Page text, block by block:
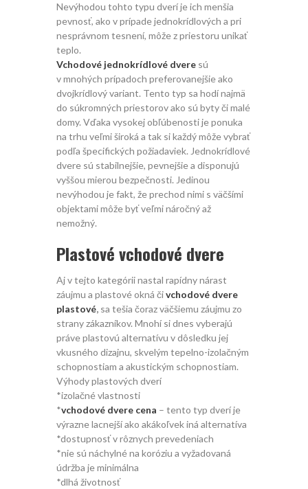
Nevýhodou tohto typu dverí je ich menšia
pevnosť, ako v prípade jednokrídlových a pri
nesprávnom tesnení, môže z priestoru unikať
teplo.
Vchodové jednokrídlové dveresú
v mnohých prípadoch preferovanejšie ako
dvojkrídlový variant. Tento typ sa hodí najmä
do súkromných priestorov ako sú byty či malé
domy. Vďaka vysokej obľúbenosti je ponuka
na trhu veľmi široká a tak si každý môže vybrať
podľa špecifických požiadaviek. Jednokrídlové
dvere sú stabilnejšie, pevnejšie a disponujú
vyššou mierou bezpečnosti. Jedinou
nevýhodou je fakt, že prechod nimi s väčšími
objektami môže byť veľmi náročný až
nemožný.
Plastové vchodové dvere
Aj v tejto kategórii nastal rapídny nárast
záujmu a plastové okná čivchodové dvere
plastové, sa tešia čoraz väčšiemu záujmu zo
strany zákazníkov. Mnohí si dnes vyberajú
práve plastovú alternatívu v dôsledku jej
vkusného dizajnu, skvelým tepelno-izolačným
schopnostiam a akustickým schopnostiam.
Výhody plastových dverí
*izolačné vlastnosti
*vchodové dvere cena – tento typ dverí je
výrazne lacnejší ako akákoľvek iná alternatíva
*dostupnosť v rôznych prevedeniach
*nie sú náchylné na koróziu a vyžadovaná
údržba je minimálna
*dlhá životnosť